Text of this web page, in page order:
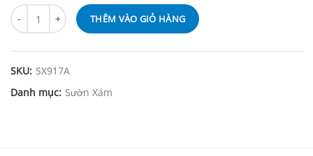
THÊM VÀO GIỎ HÀNG
SKU: SX917A
Danh mục: Sườn Xám